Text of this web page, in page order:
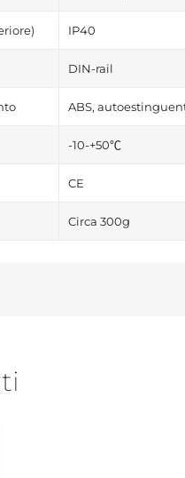
IP40
DIN-rail
ABS,
-10-+50℃
CE
Circa 300g